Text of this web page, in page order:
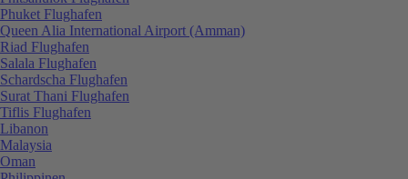
Phuket Flughafen
Queen Alia International Airport (Amman)
Riad Flughafen
Salala Flughafen
Schardscha Flughafen
Surat Thani Flughafen
Tiflis Flughafen
Libanon
Malaysia
Oman